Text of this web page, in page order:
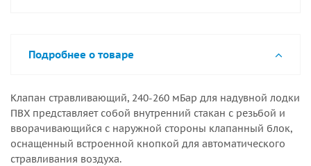
Подробнее о товаре
Клапан стравливающий, 240-260 мБар для надувной лодки
ПВХ представляет собой внутренний стакан с резьбой и
вворачивающийся с наружной стороны клапанный блок,
оснащенный встроенной кнопкой для автоматического
стравливания воздуха.